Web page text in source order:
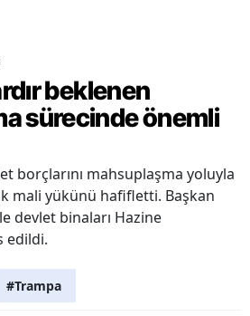
beklenen
sürecinde önemli
borçlarını mahsuplaşma yoluyla
mali yükünü hafifletti. Başkan
devlet binaları Hazine
edildi.
#Trampa